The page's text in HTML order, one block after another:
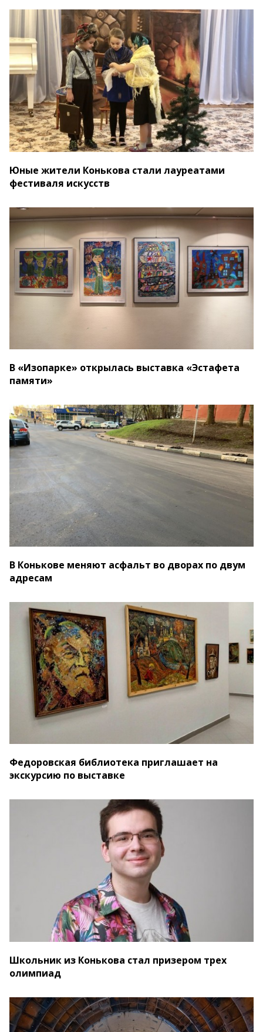
Юные жители Конькова стали лауреатами
фестиваля искусств
В «Изопарке» открылась выставка «Эстафета
памяти»
В Конькове меняют асфальт во дворах по двум
адресам
Федоровская библиотека приглашает на
экскурсию по выставке
Школьник из Конькова стал призером трех
олимпиад